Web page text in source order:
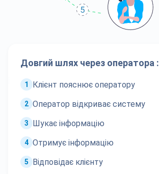
Довгий шлях через оператора :
1 Клієнт пояснює оператору
2 Оператор відкриває систему
3 Шукає інформацію
4 Отримує інформацію
5 Відповідає клієнту